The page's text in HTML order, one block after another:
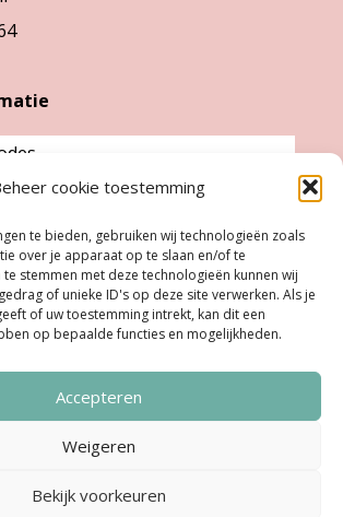
cookie toestemming
te bieden, gebruiken wij technologieën zoals
over je apparaat op te slaan en/of te
stemmen met deze technologieën kunnen wij
of unieke ID's op deze site verwerken. Als je
of uw toestemming intrekt, kan dit een
op bepaalde functies en mogelijkheden.
Accepteren
Weigeren
Bekijk voorkeuren
de
10:00 uur - 17:00 uur